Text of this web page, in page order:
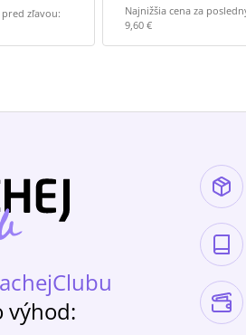
pred zľavou:
Najnižšia cena za
9,60 €
výhod: